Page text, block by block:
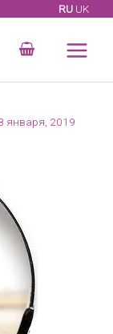
RU UK
января, 2019